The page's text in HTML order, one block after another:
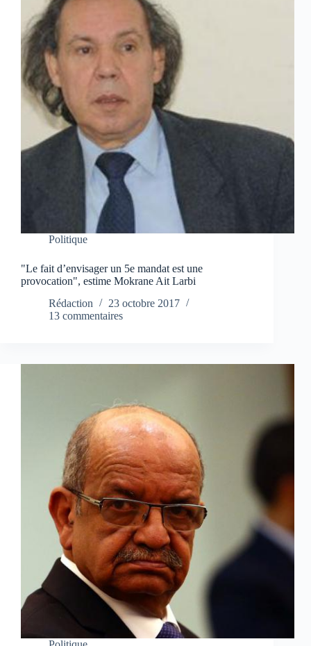
Politique
"Le fait d’envisager un 5e mandat est une
provocation", estime Mokrane Ait Larbi
Rédaction
23 octobre 2017
13 commentaires